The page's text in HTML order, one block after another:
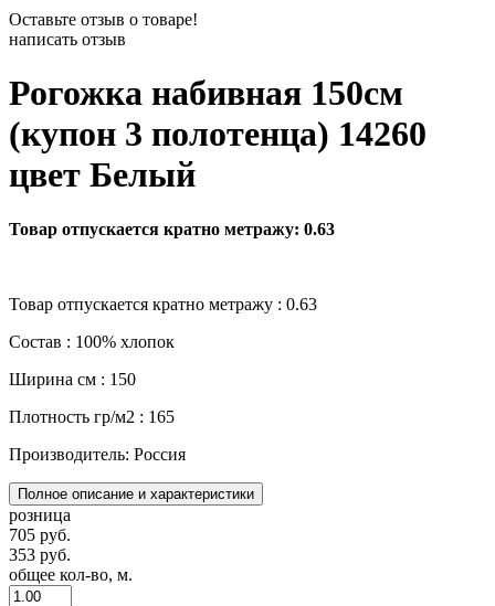
Оставьте отзыв о товаре!
написать отзыв
Рогожка набивная 150см
(купон 3 полотенца) 14260
цвет Белый
Товар отпускается кратно метражу: 0.63
Товар отпускается кратно метражу : 0.63
Состав : 100% хлопок
Ширина см : 150
Плотность гр/м2 : 165
Производитель: Россия
Полное описание и характеристики
розница
705 руб.
353 руб.
общее кол-во, м.